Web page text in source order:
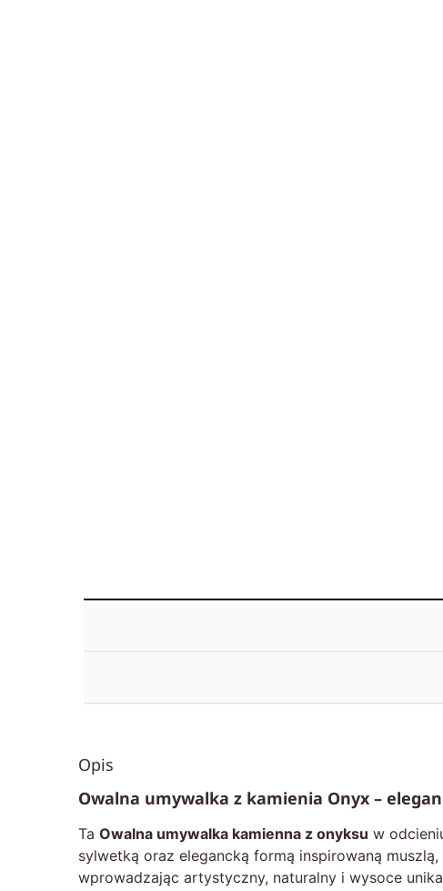
Opis
Owalna umywalka z kamienia Onyx –
Ta Owalna umywalka kamienna z onyksu w
sylwetką oraz elegancką formą inspirowaną
wprowadzając artystyczny, naturalny i wysoce